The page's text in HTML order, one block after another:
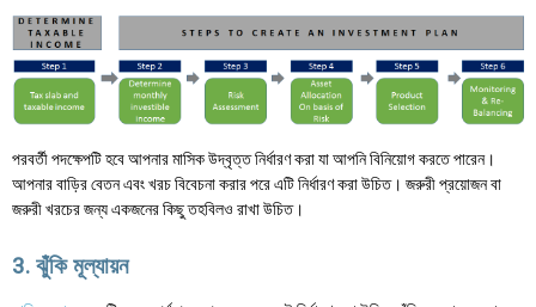
পরবর্তী পদক্ষেপটি হবে আপনার মাসিক উদ্বৃত্ত নির্ধারণ করা যা আপনি বিনিয়োগ করতে পারেন।
আপনার বাড়ির বেতন এবং খরচ বিবেচনা করার পরে এটি নির্ধারণ করা উচিত। জরুরী প্রয়োজন বা
জরুরী খরচের জন্য একজনের কিছু তহবিলও রাখা উচিত।
3. ঝুঁকি মূল্যায়ন